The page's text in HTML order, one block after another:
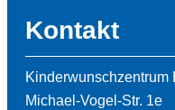
Kontakt
Kinderwunschzentrum
Michael-Vogel-Str. 1e